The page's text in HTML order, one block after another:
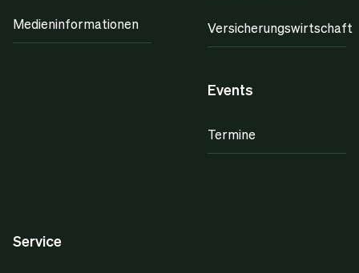
Medieninformationen Versicherungswirtschaft
Events
Termine
Service